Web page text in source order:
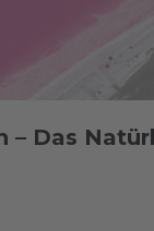
– Das